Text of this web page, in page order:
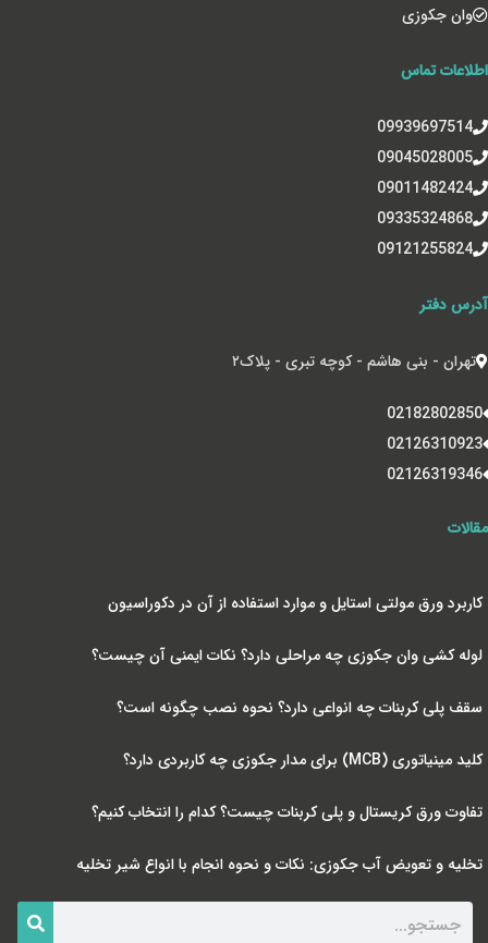
وان جکوزی
اطلاعات تماس
09939697514
09045028005
09011482424
09335324868
09121255824
آدرس دفتر
تهران - بنی هاشم - کوچه تبری - پلاک‌۲
02182802850
02126310923
02126319346
مقالات
کاربرد ورق مولتی استایل و موارد استفاده از آن در دکوراسیون
لوله کشی وان جکوزی چه مراحلی دارد؟ نکات ایمنی آن چیست؟
سقف پلی کربنات چه انواعی دارد؟ نحوه نصب چگونه است؟
کلید مینیاتوری (MCB) برای مدار جکوزی چه کاربردی دارد؟
تفاوت ورق کریستال و پلی کربنات چیست؟ کدام را انتخاب کنیم؟
تخلیه و تعویض آب جکوزی: نکات و نحوه انجام با انواع شیر تخلیه